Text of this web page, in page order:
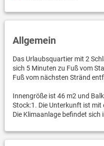
Allgemein
Das Urlaubsquartier mit 2
sich 5 Minuten zu Fuß vom
Fuß vom nächsten Stränd
Innengröße ist 46 m2 und
Stock:1. Die Unterkunft ist
Die Klimaanlage befindet sich